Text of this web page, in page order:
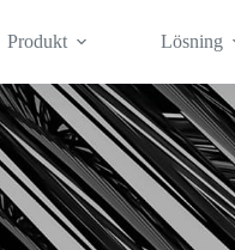
Produkt Lösning